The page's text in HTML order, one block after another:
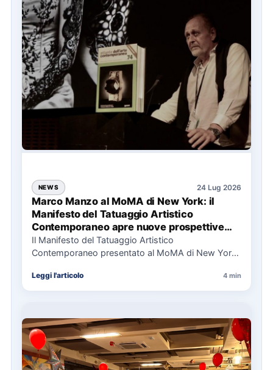
NEWS 24 Lug 2026
Marco Manzo al MoMA di New York: il
Manifesto del Tatuaggio Artistico
Contemporaneo apre nuove prospettive
per il collezionismo
Il Manifesto del Tatuaggio Artistico
Contemporaneo presentato al MoMA di New York
Leggi l'articolo 4 min